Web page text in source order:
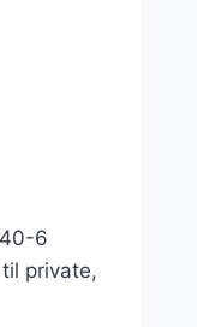
6
private,